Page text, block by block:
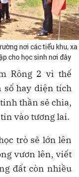
nơi các tiểu khu, xa
cho học sinh nơi đây
Rông 2 vì thế
số hay diện tích
thần sẻ chia,
vào tương lai.
trò sẽ lớn lên
vươn lên, viết
đất còn nhiều